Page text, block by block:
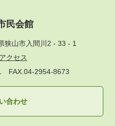
民会館
狭山市入間川2 - 33 - 1
クセス
FAX.04-2954-8673
合わせ